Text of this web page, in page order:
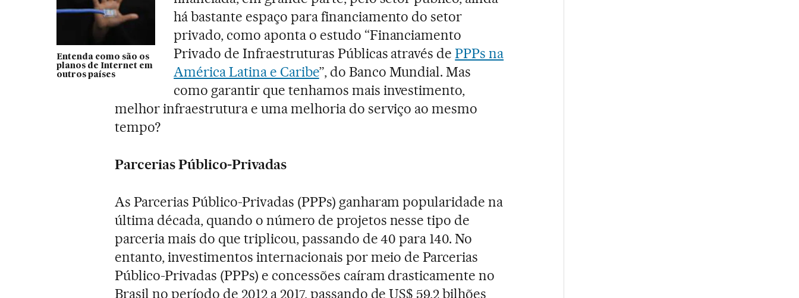
Entenda como são os
planos de Internet em
outros países
há bastante espaço para financiamento do setor
privado, como aponta o estudo “Financiamento
Privado de Infraestruturas Públicas através dePPPs na
América Latina e Caribe”, do Banco Mundial. Mas
como garantir que tenhamos mais investimento,
melhor infraestrutura e uma melhoria do serviço ao mesmo
tempo?
Parcerias Público-Privadas
As Parcerias Público-Privadas (PPPs) ganharam popularidade na
última década, quando o número de projetos nesse tipo de
parceria mais do que triplicou, passando de 40 para 140. No
entanto, investimentos internacionais por meio de Parcerias
Público-Privadas (PPPs) e concessões caíram drasticamente no
Brasil no período de 2012 a 2017, passando de US$ 59,2 bilhões